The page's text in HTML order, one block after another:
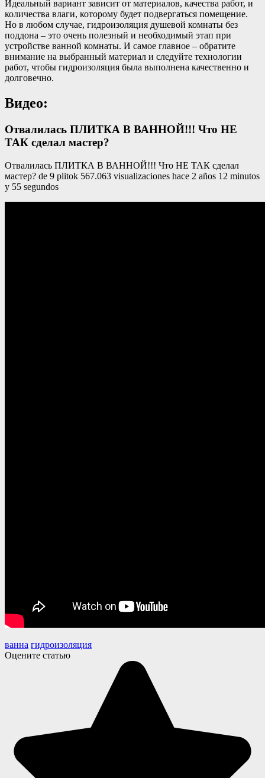
Идеальный вариант зависит от материалов, качества работ, и
количества влаги, которому будет подвергаться помещение.
Но в любом случае, гидроизоляция душевой комнаты без
поддона – это очень полезный и необходимый этап при
устройстве ванной комнаты. И самое главное – обратите
внимание на выбранный материал и следуйте технологии
работ, чтобы гидроизоляция была выполнена качественно и
долговечно.
Видео:
Отвалилась ПЛИТКА В ВАННОЙ!!! Что НЕ
ТАК сделал мастер?
Отвалилась ПЛИТКА В ВАННОЙ!!! Что НЕ ТАК сделал
мастер? de 9 plitok 567.063 visualizaciones hace 2 años 12 minutos
y 55 segundos
ванна гидроизоляция
Оцените статью